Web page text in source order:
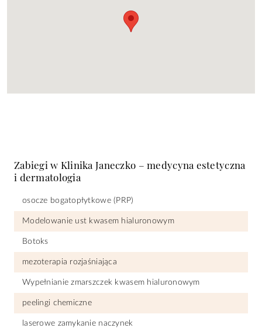
Zabiegi w Klinika Janeczko – medycyna estetyczna
i dermatologia
osocze bogatopłytkowe (PRP)
Modelowanie ust kwasem hialuronowym
Botoks
mezoterapia rozjaśniająca
Wypełnianie zmarszczek kwasem hialuronowym
peelingi chemiczne
laserowe zamykanie naczynek